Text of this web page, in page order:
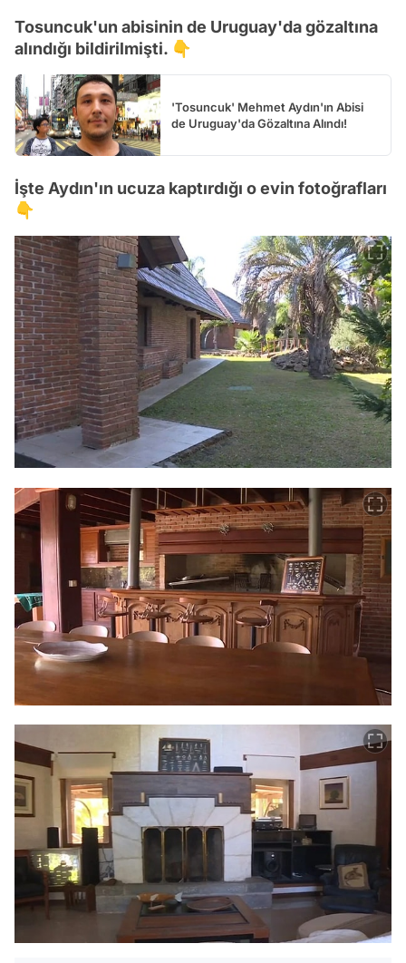
Tosuncuk'un abisinin de Uruguay'da gözaltına
alındığı bildirilmişti. 👇
'Tosuncuk' Mehmet Aydın'ın Abisi
de Uruguay'da Gözaltına Alındı!
İşte Aydın'ın ucuza kaptırdığı o evin fotoğrafları
👇